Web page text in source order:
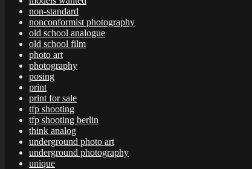
non-standard
nonconformist photography
old school analogue
old school film
photo art
photography
posing
print
print for sale
tfp shooting
tfp shooting berlin
think analog
underground photo art
underground photography
unique